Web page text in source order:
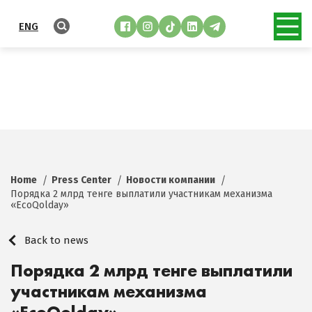
ENG
Home Press Center
Новости компании
Порядка 2 млрд тенге выплатили участникам механизма
«EcoQolday»
Back to news
Порядка 2 млрд тенге выплатили
участникам механизма